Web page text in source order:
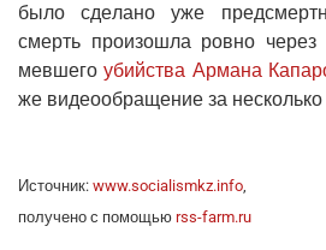
было сде­ла­но уже
смерть про­изо­шла ров­но
мев­ше­гоубий­ства Арма­на
же видео­об­ра­ще­ние за
Источ­ник: www.socialismkz.info
полу­че­но с помо­щью rss-farm.ru